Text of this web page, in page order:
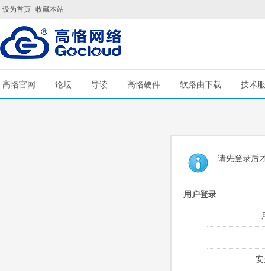
设为首页 收藏本站
高恪官网 论坛 导读 高恪硬件 软路由下载 技术
请先登录后
用户登录